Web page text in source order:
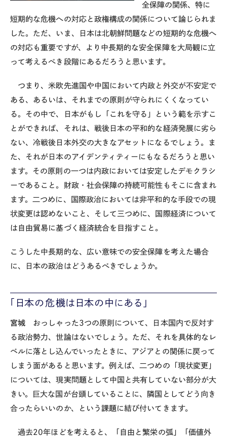
全保障の関係、特に
短期的な危機への対応と政権構成の関係について論じられま
した。ただ、いま、日本は北朝鮮問題などの短期的な危機へ
の対応も重要ですが、より中長期的な安全保障を大局観に立
って考えるべき段階にあるだろうと思います。
つまり、米欧先進国や中国において内政と外交が不安定で
ある、あるいは、それまでの原則が守られにくくなってい
る。その中で、日本がもし「これを守る」という範を示すこ
とができれば、それは、戦後日本の平和的な経済発展に劣ら
ない、冷戦後日本外交の大きなアセットになるでしょう。ま
た、それが日本のアイデンティティーにもなるだろうと思い
ます。その原則の一つは内政においては安定したデモクラシ
ーであること。財政・社会保障の持続可能性もそこに含まれ
ます。二つめに、国際政治においては非平和的な手段での現
状変更は認めないこと、そして三つめに、国際経済について
は自由貿易に基づく経済統合を目指すこと。
こうした中長期的な、広い意味での安全保障を考えた場合
に、日本の政治はどうあるべきでしょうか。
「日本の危機は日本の中にある」
宮城 おっしゃった 3つの原則について、日本国内で反対す
る政治勢力、世論はないでしょう。ただ、それを具体的なレ
ベルに落とし込んでいったときに、アジアとの関係に戻って
しまう面があると思います。例えば、二つめの「現状変更」
については、現実問題として中国と共有していない部分が大
きい。巨大な国が台頭していることに、隣国としてどう向き
合ったらいいのか、という課題に結び付いてきます。
過去20年ほどを考えると、「自由と繁栄の弧」「価値外